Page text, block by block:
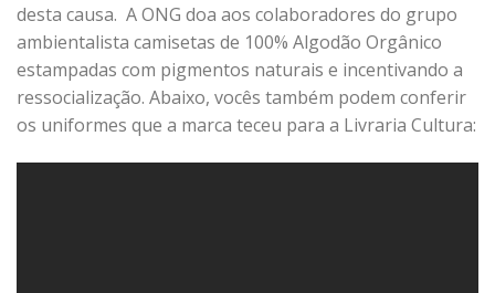
desta causa. A ONG doa aos colaboradores do grupo
ambientalista camisetas de 100% Algodão Orgânico
estampadas com pigmentos naturais e incentivando a
ressocialização. Abaixo, vocês também podem conferir
os uniformes que a marca teceu para a Livraria Cultura: